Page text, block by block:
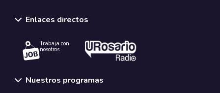
Enlaces directos
Trabaja con
nosotros.
Nuestros programas